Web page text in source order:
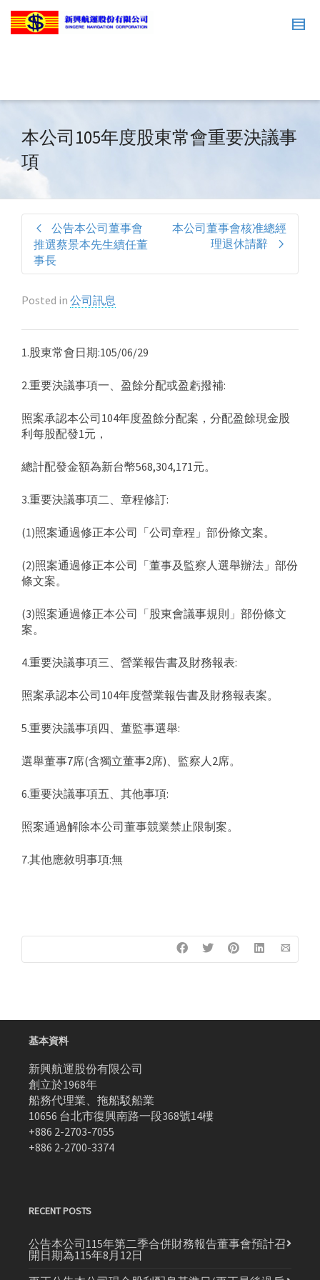
本公司105年度股東常會重要決議事
項
公告本公司董事會
推選蔡景本先生續任董
事長
本公司董事會核准總經
理退休請辭
Posted in 公司訊息
1.股東常會日期:105/06/29
2.重要決議事項一、盈餘分配或盈虧撥補:
照案承認本公司104年度盈餘分配案，分配盈餘現金股
利每股配發1元，
總計配發金額為新台幣568,304,171元。
3.重要決議事項二、章程修訂:
(1)照案通過修正本公司「公司章程」部份條文案。
(2)照案通過修正本公司「董事及監察人選舉辦法」部份
條文案。
(3)照案通過修正本公司「股東會議事規則」部份條文
案。
4.重要決議事項三、營業報告書及財務報表:
照案承認本公司104年度營業報告書及財務報表案。
5.重要決議事項四、董監事選舉:
選舉董事7席(含獨立董事2席)、監察人2席。
6.重要決議事項五、其他事項:
照案通過解除本公司董事競業禁止限制案。
7.其他應敘明事項:無
基本資料
新興航運股份有限公司
創立於1968年
船務代理業、拖船駁船業
10656 台北市復興南路一段368號14樓
+886 2-2703-7055
+886 2-2700-3374
RECENT POSTS
公告本公司115年第二季合併財務報告董事會預計召
開日期為115年8月12日